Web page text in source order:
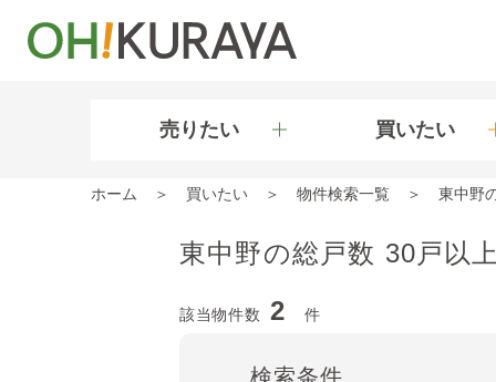
売りたい 買いたい
ホーム 買いたい 物件検索一覧 東中野
東中野の総戸数 30戸以
該当物件数 2 件
検索条件